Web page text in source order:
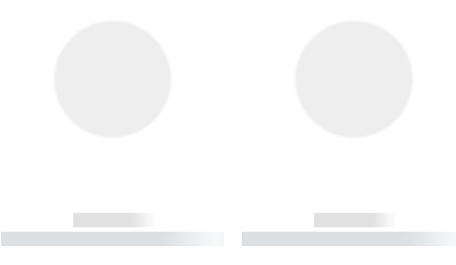
------------
----------- ----------- ----------
------------
----------- ----------- ----------